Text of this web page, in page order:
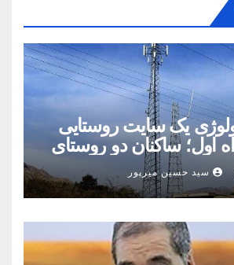
یک سایت روستایی
اول؛ ساکنان دو روستای
به شبکه ملی اطلاعات
سید حسین میرپور